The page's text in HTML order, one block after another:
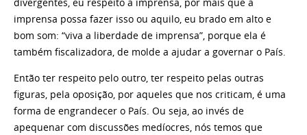
divergentes, eu respeito a imprensa, por mais que a
imprensa possa fazer isso ou aquilo, eu brado em alto e
bom som: “viva a liberdade de imprensa”, porque ela é
também fiscalizadora, de molde a ajudar a governar o País.
Então ter respeito pelo outro, ter respeito pelas outras
figuras, pela oposição, por aqueles que nos criticam, é uma
forma de engrandecer o País. Ou seja, ao invés de
apequenar com discussões medíocres, nós temos que